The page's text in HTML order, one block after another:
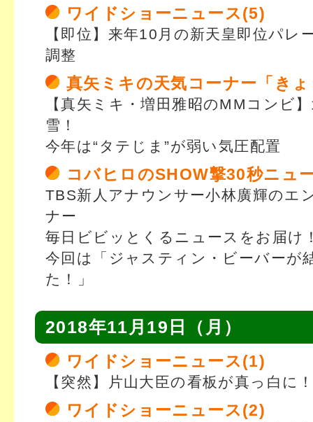
ワイドショーニュース(5)
【即位】来年10月の新天皇即位パレ
調整
真矢ミキの天気コーナー「き
【真矢ミキ・増田雅昭のMMコンビ
雪！
今年は“タテじま”が弱い気圧配置
コバヒロのSHOW撃30秒ニュ
TBS新人アナウンサー小林廣輝のエ
ナー
毎日ビビッとくるニュースをお届け
今回は「ジャスティン・ビーバーが
た！」
2018年11月19日（月）
ワイドショーニュース(1)
【突然】片山大臣の看板が真っ白に
ワイドショーニュース(2)